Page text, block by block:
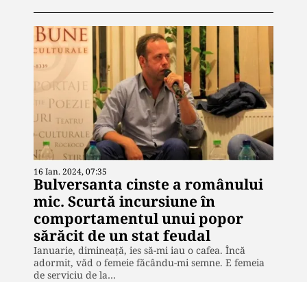
16 Ian. 2024, 07:35
Bulversanta cinste a românului
mic. Scurtă incursiune în
comportamentul unui popor
sărăcit de un stat feudal
Ianuarie, dimineață, ies să-mi iau o cafea. Încă
adormit, văd o femeie făcându-mi semne. E femeia
de serviciu de la…